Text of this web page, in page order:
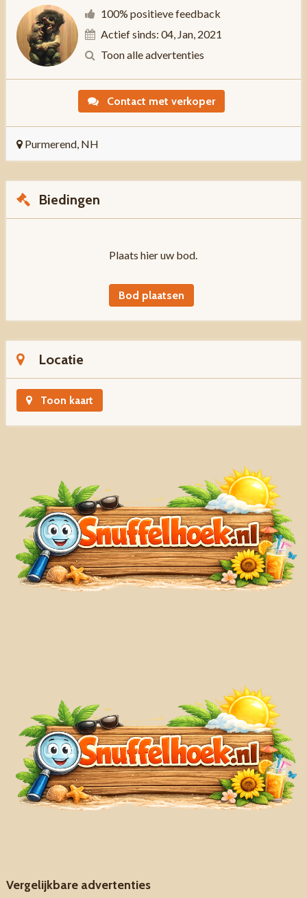
100% positieve feedback
Actief sinds: 04, Jan, 2021
Toon alle advertenties
Contact met verkoper
Purmerend, NH
Biedingen
Plaats hier uw bod.
Bod plaatsen
Locatie
Toon kaart
Vergelijkbare advertenties